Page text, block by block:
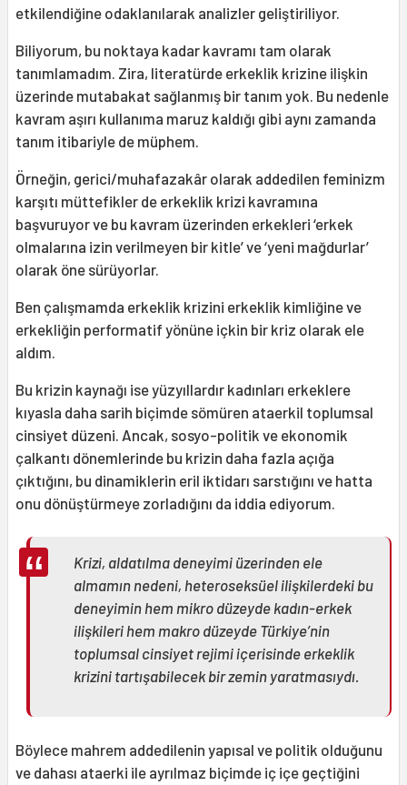
etkilendiğine odaklanılarak analizler geliştiriliyor.
Biliyorum, bu noktaya kadar kavramı tam olarak
tanımlamadım. Zira, literatürde erkeklik krizine ilişkin
üzerinde mutabakat sağlanmış bir tanım yok. Bu nedenle
kavram aşırı kullanıma maruz kaldığı gibi aynı zamanda
tanım itibariyle de müphem.
Örneğin, gerici/muhafazakâr olarak addedilen feminizm
karşıtı müttefikler de erkeklik krizi kavramına
başvuruyor ve bu kavram üzerinden erkekleri ‘erkek
olmalarına izin verilmeyen bir kitle’ ve ‘yeni mağdurlar’
olarak öne sürüyorlar.
Ben çalışmamda erkeklik krizini erkeklik kimliğine ve
erkekliğin performatif yönüne içkin bir kriz olarak ele
aldım.
Bu krizin kaynağı ise yüzyıllardır kadınları erkeklere
kıyasla daha sarih biçimde sömüren ataerkil toplumsal
cinsiyet düzeni. Ancak, sosyo-politik ve ekonomik
çalkantı dönemlerinde bu krizin daha fazla açığa
çıktığını, bu dinamiklerin eril iktidarı sarstığını ve hatta
onu dönüştürmeye zorladığını da iddia ediyorum.
Krizi, aldatılma deneyimi üzerinden ele
almamın nedeni, heteroseksüel ilişkilerdeki bu
deneyimin hem mikro düzeyde kadın-erkek
ilişkileri hem makro düzeyde Türkiye’nin
toplumsal cinsiyet rejimi içerisinde erkeklik
krizini tartışabilecek bir zemin yaratmasıydı.
Böylece mahrem addedilenin yapısal ve politik olduğunu
ve dahası ataerki ile ayrılmaz biçimde iç içe geçtiğini